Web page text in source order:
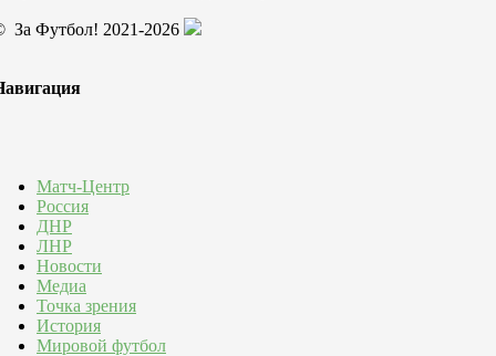
За Футбол! 2021-2026
Матч-Центр
Россия
ДНР
ЛНР
Новости
Медиа
Точка зрения
История
Мировой футбол